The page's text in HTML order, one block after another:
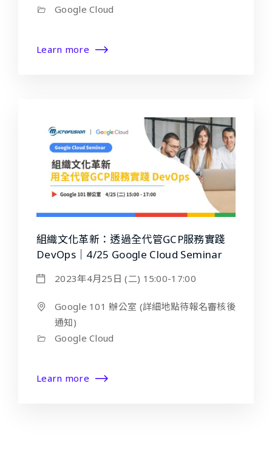
Google Cloud
Learn more
組織文化革新：透過全代管GCP服務實踐
DevOps｜4/25 Google Cloud Seminar
2023年4月25日 (二) 15:00-17:00
Google 101 辦公室 (詳細地點待報名審核後
通知)
Google Cloud
Learn more